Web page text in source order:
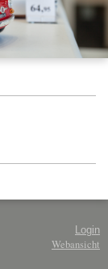
Login
Webansicht